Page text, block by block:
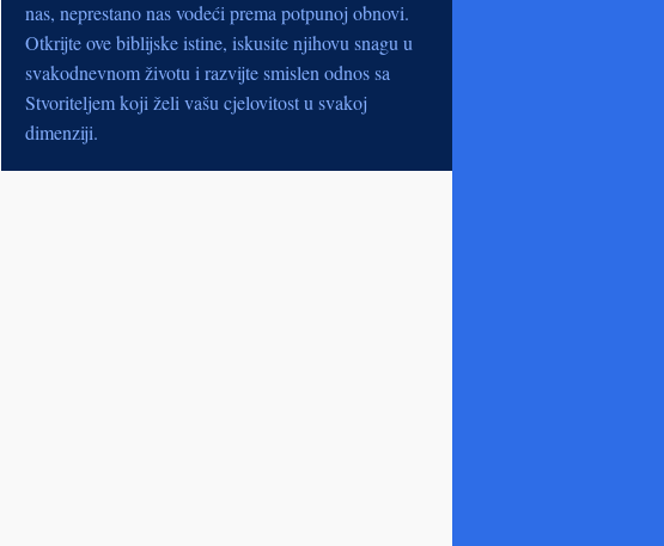
nas, neprestano nas vodeći prema potpunoj obnovi.
Otkrijte ove biblijske istine, iskusite njihovu snagu u
svakodnevnom životu i razvijte smislen odnos sa
Stvoriteljem koji želi vašu cjelovitost u svakoj
dimenziji.